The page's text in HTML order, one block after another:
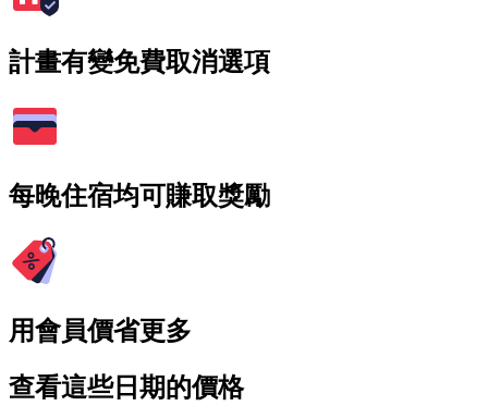
計畫有變免費取消選項
每晚住宿均可賺取獎勵
用會員價省更多
查看這些日期的價格